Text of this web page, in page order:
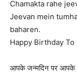
Chamakta rahe
Jeevan mein
baharen.
Happy Birthday To
आपके जन्मदिन पर आपके